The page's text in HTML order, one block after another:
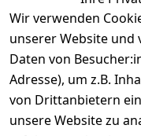
legalDetails
Wir verwenden
unserer Website
Daten von
Adresse), um z.B.
von Drittanbietern
unsere Website zu
Rechtliches